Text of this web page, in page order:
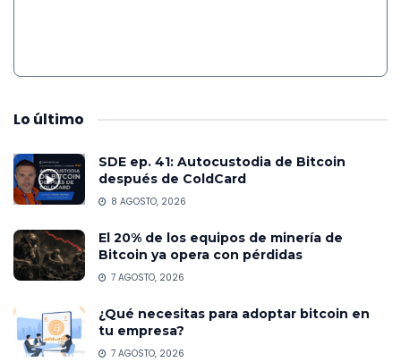
Lo último
SDE ep. 41: Autocustodia de Bitcoin
después de ColdCard
8 AGOSTO, 2026
El 20% de los equipos de minería de
Bitcoin ya opera con pérdidas
7 AGOSTO, 2026
¿Qué necesitas para adoptar bitcoin en
tu empresa?
7 AGOSTO, 2026